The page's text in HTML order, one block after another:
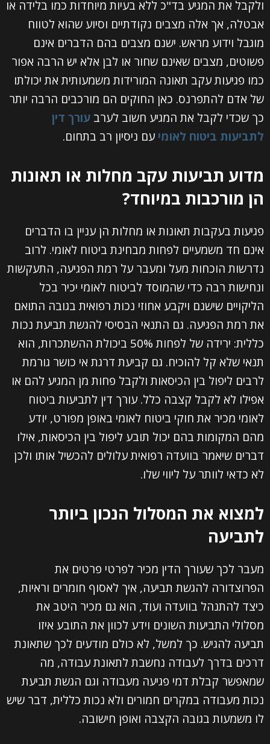
ולקבל את המגיע בד"כ ללא בעיות מיוחדות כמו בלידה או
אבטלה, אך אלה מצבים נקודתיים וסיוע שהוא לטווח
מוגבל וידוע מראש. ישנם מצבים בהם הדברים אינם
פשוטים, מצבים שאינם שחור או לבן אלא יש הרבה אפור
כמו פגיעות עקב תאונה המורידות משמעותית את יכולתו
של אדם להתפרנס. כאן החוקים הם מורכבים הרבה יותר
כך שכדי לקבל את המגיע חשוב לערב עורך דין
לתביעות ביטוח לאומי עם ניסיון רב בתחום.
מדוע תביעות עקב מחלות או תאונות
הן מורכבות במיוחד?
פגיעות בעקבות תאונות או מחלות הן עניין בו הדברים
אינם חד משמעיים לפחות מבחינת ביטוח לאומי. לרוב
נדרשות הוכחות מעל ומעבר על רמת הפגיעה, התעקשות
ונחישות רבה כדי שהמוסד לביטוח לאומי יכיר בכל
הליקויים שישנם ויקבע אחוזי נכות רפואית בגובה התואם
את רמת הפגיעה. גם התנאי הבסיסי להגשת תביעת נכות
כללית: ירידה של לפחות 50% ביכולת ההשתכרות, הוא
תנאי שלא קל להוכיח. גם קביעת דרגת אי כושר גורמת
לרבים ליפול בין הכיסאות ולקבל פחות מן המגיע להם או
אפילו לא לקבל קצבה כלל. עורך דין לתביעות ביטוח
לאומי מכיר את חוקי ביטוח לאומי באופן מפורט, יודע
מהם המקומות בהם יכול תובע ליפול בין הכיסאות, אילו
דברים שיאמר בוועדה רפואית עלולים להכשיל אותו ולכן
לא כדאי לוותר על ליווי שלו.
למצוא את המסלול הנכון ביותר
לתביעה
מעבר לכך שעורך הדין מכיר לפרטי פרטים את
הפרוצדורה להגשת תביעה, איך לאסוף חומרים וראיות,
כיצד להתנהל בוועדה ועוד, הוא גם מכיר היטב את
מסלולי התביעות השונים וידע לכוון את התובע איזו
תביעה להגיש. כך למשל, לא כולם מודעים לכך שתאונת
דרכים בדרך לעבודה נחשבת לתאונת עבודה, מה
שמאפשר קבלת דמי פגיעה מעבודה וגם הגשת תביעת
נכות מעבודה במקרים חמורים ולא נכות כללית, דבר שיש
לו משמעות בגובה הקצבה ואופן חישובה.